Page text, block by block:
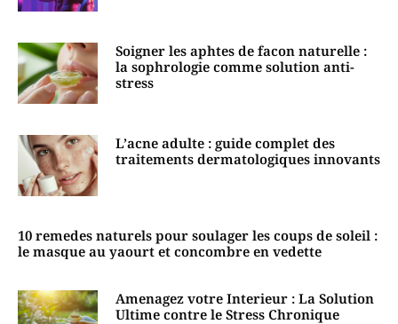
Soigner les aphtes de facon naturelle :
la sophrologie comme solution anti-
stress
L’acne adulte : guide complet des
traitements dermatologiques innovants
10 remedes naturels pour soulager les coups de soleil :
le masque au yaourt et concombre en vedette
Amenagez votre Interieur : La Solution
Ultime contre le Stress Chronique